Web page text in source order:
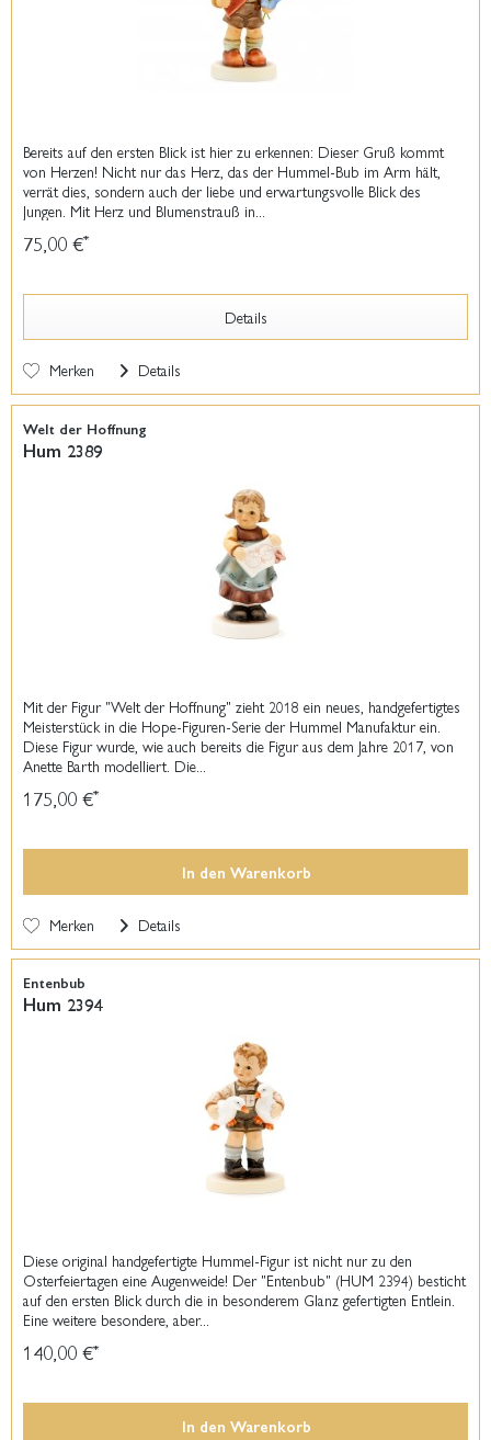
Bereits auf den ersten Blick ist hier zu erkennen: Dieser Gruß kommt
von Herzen! Nicht nur das Herz, das der Hummel-Bub im Arm hält,
verrät dies, sondern auch der liebe und erwartungsvolle Blick des
Jungen. Mit Herz und Blumenstrauß in...
75,00 €*
Details
Merken Details
Welt der Hoffnung
Hum 2389
Mit der Figur "Welt der Hoffnung" zieht 2018 ein neues, handgefertigtes
Meisterstück in die Hope-Figuren-Serie der Hummel Manufaktur ein.
Diese Figur wurde, wie auch bereits die Figur aus dem Jahre 2017, von
Anette Barth modelliert. Die...
175,00 €*
In den Warenkorb
Merken Details
Entenbub
Hum 2394
Diese original handgefertigte Hummel-Figur ist nicht nur zu den
Osterfeiertagen eine Augenweide! Der "Entenbub" (HUM 2394) besticht
auf den ersten Blick durch die in besonderem Glanz gefertigten Entlein.
Eine weitere besondere, aber...
140,00 €*
In den Warenkorb